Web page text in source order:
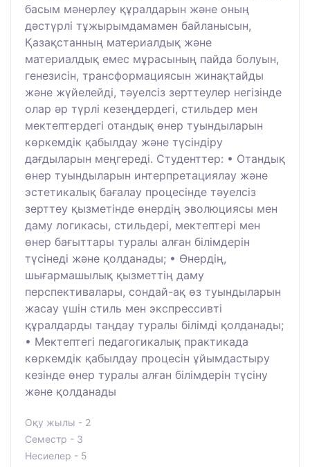
басым мәнерлеу құралдарын және оның
дәстүрлі тұжырымдамамен байланысын,
Қазақстанның материалдық және
материалдық емес мұрасының пайда болуын,
генезисін, трансформациясын жинақтайды
және жүйелейді, тәуелсіз зерттеулер негізінде
олар әр түрлі кезеңдердегі, стильдер мен
мектептердегі отандық өнер туындыларын
көркемдік қабылдау және түсіндіру
дағдыларын меңгереді. Студенттер: • Отандық
өнер туындыларын интерпретациялау және
эстетикалық бағалау процесінде тәуелсіз
зерттеу қызметінде өнердің эволюциясы мен
даму логикасы, стильдері, мектептері мен
өнер бағыттары туралы алған білімдерін
түсінеді және қолданады; • Өнердің,
шығармашылық қызметтің даму
перспективалары, сондай-ақ өз туындыларын
жасау үшін стиль мен экспрессивті
құралдарды таңдау туралы білімді қолданады;
• Мектептегі педагогикалық практикада
көркемдік қабылдау процесін ұйымдастыру
кезінде өнер туралы алған білімдерін түсіну
және қолданады
Оқу жылы - 2
Семестр - 3
Несиелер - 5